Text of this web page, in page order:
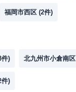
福岡市西区 (2件)
件) 北九州市小倉南区
件)